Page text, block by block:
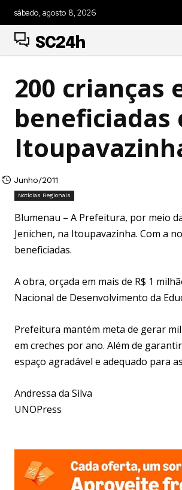
sábado, agosto 8, 2026
SC24h
200 crianças
beneficiadas
Junho/2011
Notícias Regionais
Blumenau – A Prefeitura, por meio
Jenichen, na Itoupavazinha. Com a
beneficiadas.
A obra, orçada em mais de R$ 1
Nacional de Desenvolvimento da
Prefeitura mantém meta de gerar
em creches por ano. Além de
espaço agradável e adequado para
Andressa da Silva
UNOPress